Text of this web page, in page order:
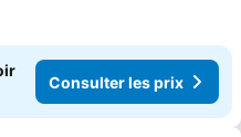
Consulter les prix